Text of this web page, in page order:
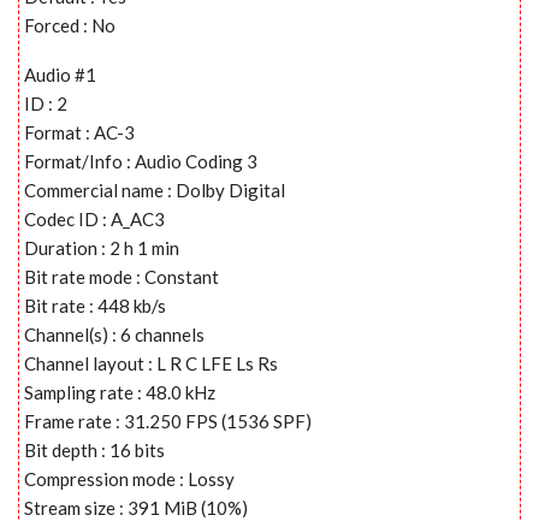
Forced : No
Audio #1
ID : 2
Format : AC-3
Format/Info : Audio Coding 3
Commercial name : Dolby Digital
Codec ID : A_AC3
Duration : 2 h 1 min
Bit rate mode : Constant
Bit rate : 448 kb/s
Channel(s) : 6 channels
Channel layout : L R C LFE Ls Rs
Sampling rate : 48.0 kHz
Frame rate : 31.250 FPS (1536 SPF)
Bit depth : 16 bits
Compression mode : Lossy
Stream size : 391 MiB (10%)